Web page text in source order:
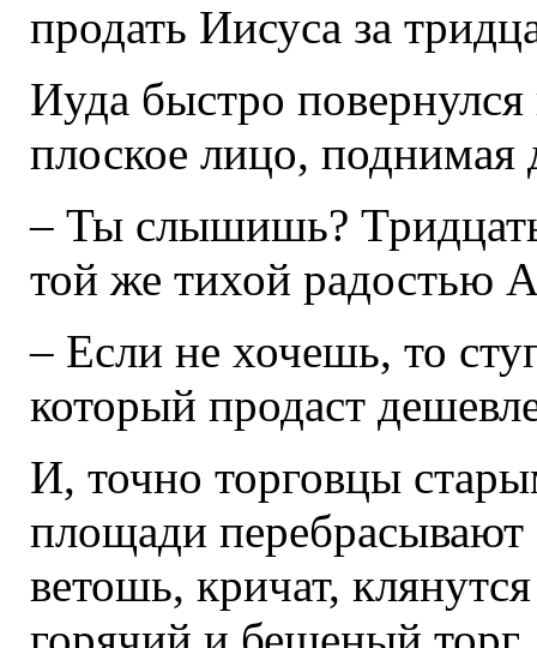
продать Иисуса за
Иуда быстро повернулся
плоское лицо,
– Ты слышишь?
той же тихой радостью
– Если не хочешь, то
который продаст
И, точно торговцы
площади
ветошь, кричат,